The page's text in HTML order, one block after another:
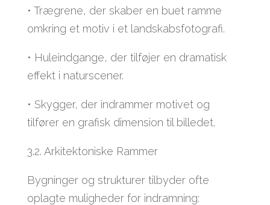
• Trægrene, der skaber en buet ramme
omkring et motiv i et landskabsfotografi.
• Huleindgange, der tilføjer en dramatisk
effekt i naturscener.
• Skygger, der indrammer motivet og
tilfører en grafisk dimension til billedet.
3.2. Arkitektoniske Rammer
Bygninger og strukturer tilbyder ofte
oplagte muligheder for indramning: